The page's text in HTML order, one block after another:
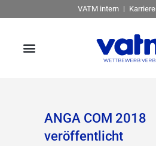
VATM intern Karriere
ANGA COM 2018
veröffentlicht